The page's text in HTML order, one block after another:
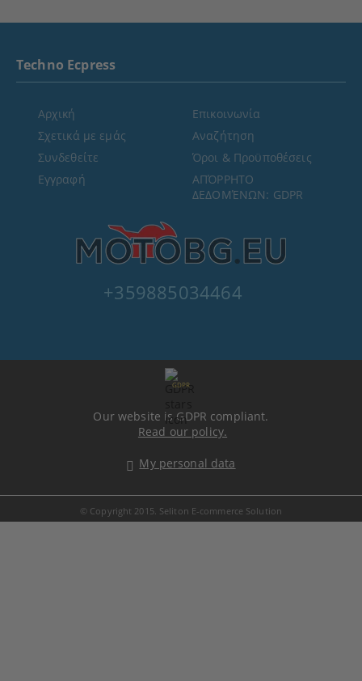
+359885034464
Techno Ecpress
Αρχική
Σχετικά με εμάς
Συνδεθείτε
Εγγραφή
Επικοινωνία
Αναζήτηση
Όροι & Προϋποθέσεις
ΑΠΌΡΡΗΤΟ
ΔΕΔΟΜΈΝΩΝ: GDPR
GDPR
Our website is GDPR compliant.
Read our policy.
My personal data
© Copyright 2015. Seliton E-commerce Solution